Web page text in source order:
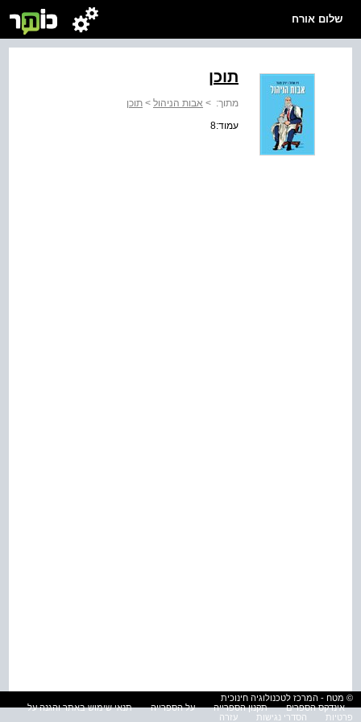
שלום אורח
תוכן
מתוך: > אבות הניהול > תוכן
עמוד:8
© מטח - המרכז לטכנולוגיה חינוכית
אינדקס הספרים
תקנון הספרייה על הספרייה
תנאי שימוש באתר והגנה על
פרטיות
הסדרי נגישות עזרה